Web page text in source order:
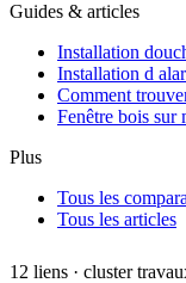
Guides & articles
Installation
Installation d
Comment
Fenêtre bois sur
Plus
Tous les
Tous les articles
12 liens · cluster